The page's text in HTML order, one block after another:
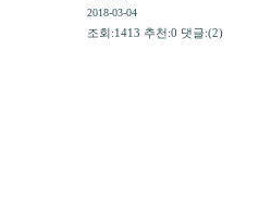
2018-03-04
조회:1413 추천:0 댓글:(2)